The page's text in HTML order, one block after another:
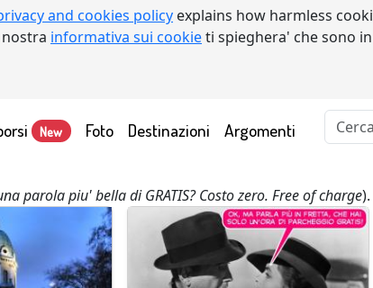
and cookies policy explains how harmless
informativa sui cookieti spieghera' che sono
New Foto Destinazioni Argomenti
parola piu' bella di GRATIS? Costo zero. Free of charge).